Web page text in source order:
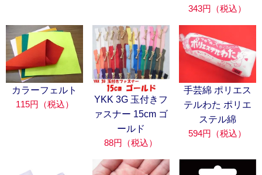
343円（税込）
カラーフェルト
115円（税込）
YKK 3G 玉付きフ
ァスナー 15cm ゴ
ールド
88円（税込）
手芸綿 ポリエス
テルわた ポリエ
ステル綿
594円（税込）